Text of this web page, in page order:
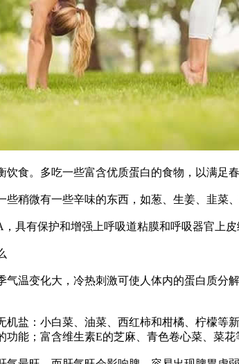
。多吃一些富含优质蛋白的食物，以满足
稍微有一些辛味的东西，如葱、生姜、韭菜
有保护和增强上呼吸道粘膜和呼吸器官上皮
变化大，冷热刺激可使人体内的蛋白质分
：小白菜、油菜、西红柿和柑橘、柠檬等
功能；富含维生素E的芝麻、青色卷心菜、菜